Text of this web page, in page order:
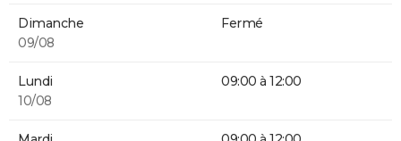
Dimanche
09/08
Fermé
Lundi
10/08
09:00 à 12:00